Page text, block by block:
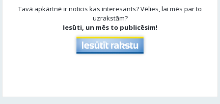
Tavā apkārtnē ir noticis kas interesants? Vēlies, lai mēs par to
uzrakstām?
Iesūti, un mēs to publicēsim!